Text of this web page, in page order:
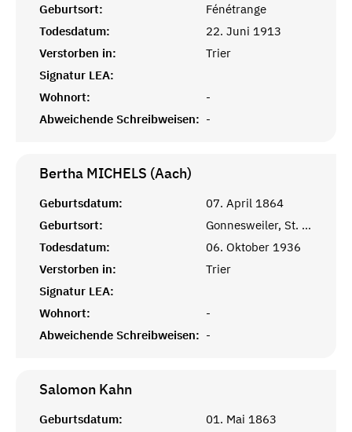
Geburtsort:
Fénétrange
Todesdatum:
22. Juni 1913
Verstorben in:
Trier
Signatur LEA:
Wohnort:
-
Abweichende Schreibweisen: -
Bertha MICHELS (Aach)
Geburtsdatum:
07. April 1864
Geburtsort:
Gonnesweiler, St. Wendel
Todesdatum:
06. Oktober 1936
Verstorben in:
Trier
Signatur LEA:
Wohnort:
-
Abweichende Schreibweisen: -
Salomon Kahn
Geburtsdatum:
01. Mai 1863